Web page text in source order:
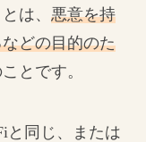
とは、 悪意を持
どの目的のた
とです。
と同じ、または